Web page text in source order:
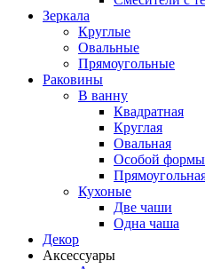
Зеркала
Круглые
Овальные
Прямоугольные
Раковины
В ванну
Квадратная
Круглая
Овальная
Особой формы
Кухоные
Две чаши
Одна чаша
Декор
Аксессуары